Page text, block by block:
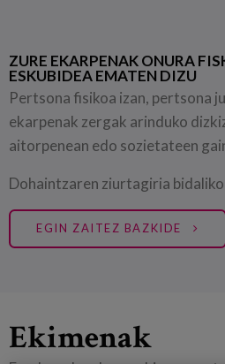
ZURE EKARPENAK ONURA
ESKUBIDEA EMATEN DIZU
Pertsona fisikoa izan, pertsona
ekarpenak zergak arinduko
aitorpenean edo sozietateen
Dohaintzaren ziurtagiria
EGIN ZAITEZ BAZKIDE
Ekimenak